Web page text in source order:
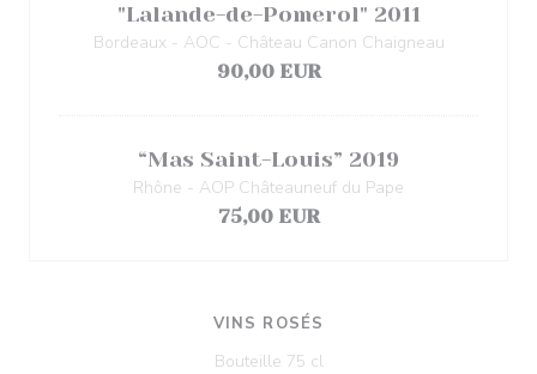
"Lalande-de-Pomerol" 2011
Bordeaux - AOC - Château Canon Chaigneau
90,00 EUR
“Mas Saint-Louis” 2019
Rhône - AOP Châteauneuf du Pape
75,00 EUR
VINS ROSÉS
Bouteille 75 cl